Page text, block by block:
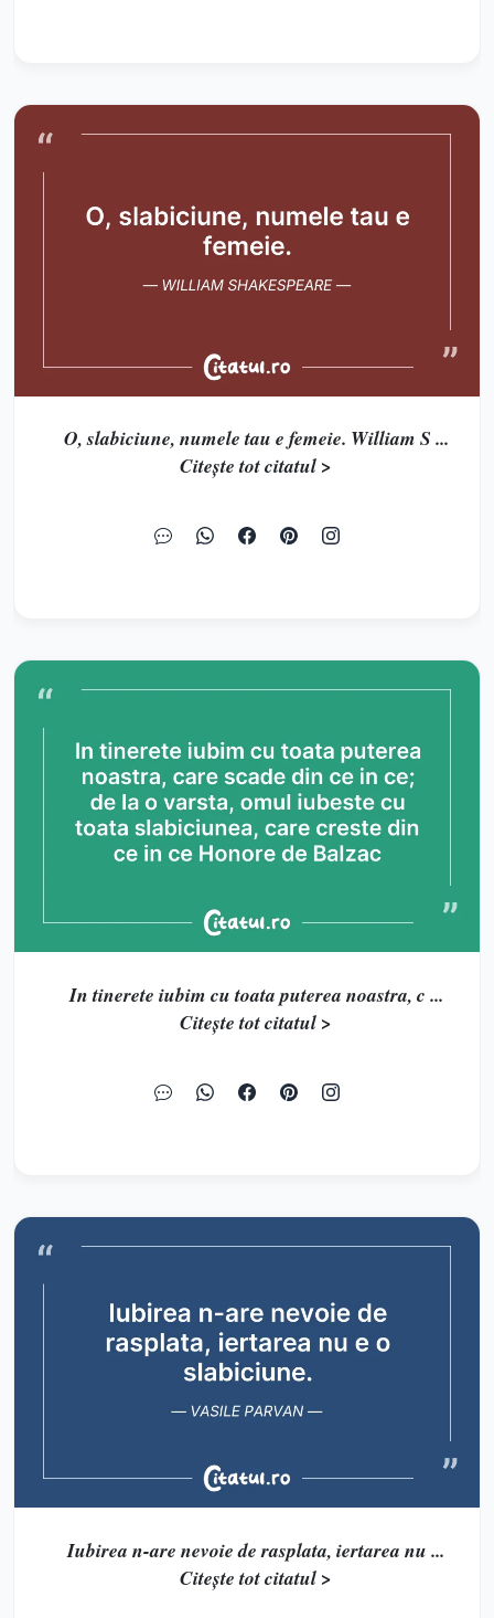
O, slabiciune, numele tau e femeie. William S ...
Citește tot citatul >
In tinerete iubim cu toata puterea noastra, c ...
Citește tot citatul >
Iubirea n-are nevoie de rasplata, iertarea nu ...
Citește tot citatul >